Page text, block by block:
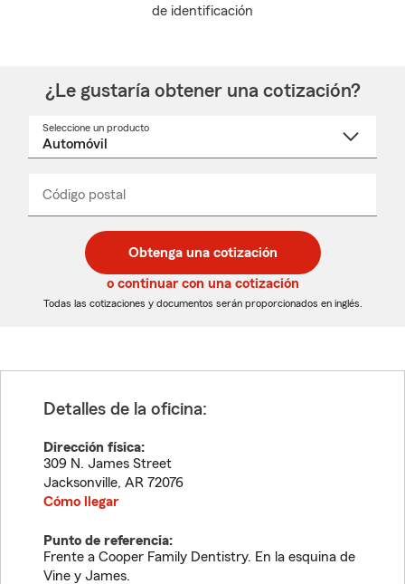
de identificación
¿Le gustaría obtener una cotización?
Seleccione un producto
desplegable
Código postal
de
5
dígitos
de
5
dígitos
_____
Obtenga una cotización
o continuar con una cotización
Todas las cotizaciones y documentos serán proporcionados en inglés.
Detalles de la oficina:
Dirección física:
309 N. James Street
Jacksonville, AR 72076
Cómo llegar
Punto de referencia:
Frente a Cooper Family Dentistry. En la esquina de
Vine y James.